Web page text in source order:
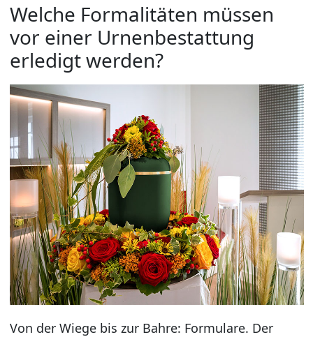
Welche Formalitäten müssen
vor einer Urnenbestattung
erledigt werden?
Von der Wiege bis zur Bahre: Formulare. Der